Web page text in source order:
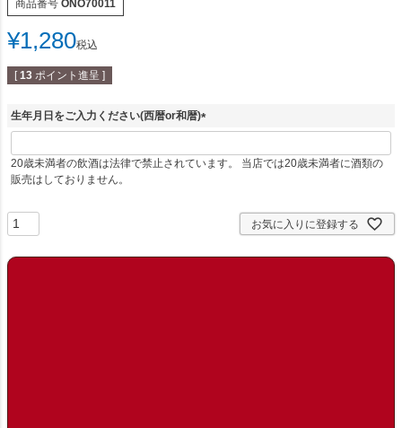
商品番号 ONO70011
¥1,280税込
[ 13 ポイント進呈 ]
生年月日をご入力ください(西暦or和暦)
(
須
20歳未満者の飲酒は法律で禁止されています。 当店では20歳未満者に酒類の
販売はしておりません。
お気に入りに登録する